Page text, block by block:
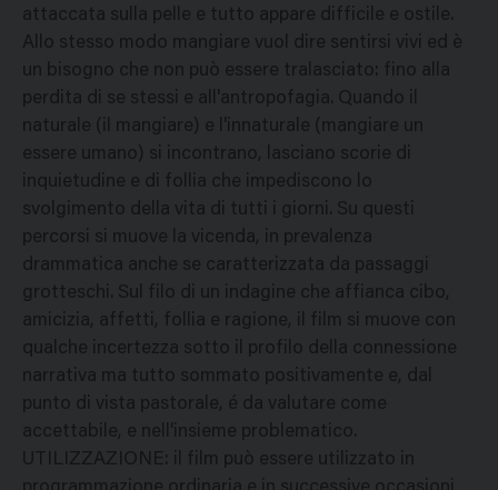
attaccata sulla pelle e tutto appare difficile e ostile.
Allo stesso modo mangiare vuol dire sentirsi vivi ed è
un bisogno che non può essere tralasciato: fino alla
perdita di se stessi e all'antropofagia. Quando il
naturale (il mangiare) e l'innaturale (mangiare un
essere umano) si incontrano, lasciano scorie di
inquietudine e di follia che impediscono lo
svolgimento della vita di tutti i giorni. Su questi
percorsi si muove la vicenda, in prevalenza
drammatica anche se caratterizzata da passaggi
grotteschi. Sul filo di un indagine che affianca cibo,
amicizia, affetti, follia e ragione, il film si muove con
qualche incertezza sotto il profilo della connessione
narrativa ma tutto sommato positivamente e, dal
punto di vista pastorale, é da valutare come
accettabile, e nell'insieme problematico.
UTILIZZAZIONE: il film può essere utilizzato in